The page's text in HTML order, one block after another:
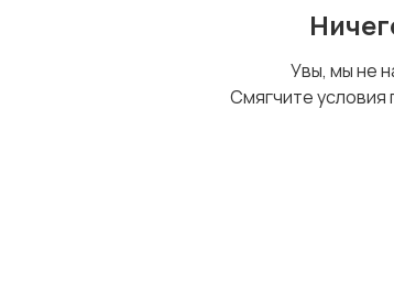
Увы, мы не
Смягчите условия